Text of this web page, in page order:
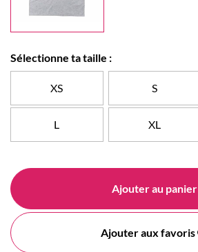
Sélectionne ta taille :
XS S
L XL
Ajouter au panier
Ajouter aux favoris